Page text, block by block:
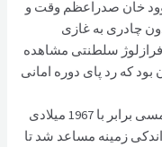
خان صدراعظم وقت و
چادری به غازی
سلطنتی مشاهده
که رد پای دوره امانی
تا اینکه بعد ازانفاذ قانون اساسی 1343 شمسی برابر با 1967 میلادی
زمینه مساعد شد تا